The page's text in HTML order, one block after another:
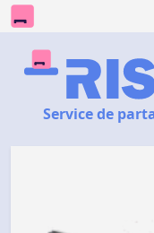
Service de